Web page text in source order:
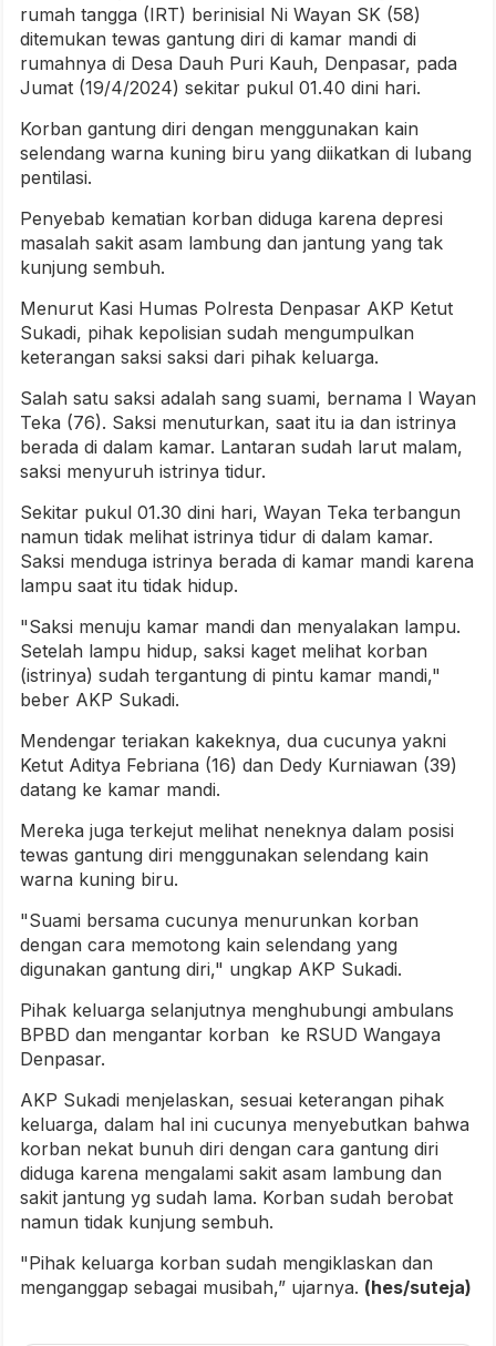
rumah tangga (IRT) berinisial Ni Wayan SK (58)
ditemukan tewas gantung diri di kamar mandi di
rumahnya di Desa Dauh Puri Kauh, Denpasar, pada
Jumat (19/4/2024) sekitar pukul 01.40 dini hari.
Korban gantung diri dengan menggunakan kain
selendang warna kuning biru yang diikatkan di lubang
pentilasi.
Penyebab kematian korban diduga karena depresi
masalah sakit asam lambung dan jantung yang tak
kunjung sembuh.
Menurut Kasi Humas Polresta Denpasar AKP Ketut
Sukadi, pihak kepolisian sudah mengumpulkan
keterangan saksi saksi dari pihak keluarga.
Salah satu saksi adalah sang suami, bernama I Wayan
Teka (76). Saksi menuturkan, saat itu ia dan istrinya
berada di dalam kamar. Lantaran sudah larut malam,
saksi menyuruh istrinya tidur.
Sekitar pukul 01.30 dini hari, Wayan Teka terbangun
namun tidak melihat istrinya tidur di dalam kamar.
Saksi menduga istrinya berada di kamar mandi karena
lampu saat itu tidak hidup.
"Saksi menuju kamar mandi dan menyalakan lampu.
Setelah lampu hidup, saksi kaget melihat korban
(istrinya) sudah tergantung di pintu kamar mandi,"
beber AKP Sukadi.
Mendengar teriakan kakeknya, dua cucunya yakni
Ketut Aditya Febriana (16) dan Dedy Kurniawan (39)
datang ke kamar mandi.
Mereka juga terkejut melihat neneknya dalam posisi
tewas gantung diri menggunakan selendang kain
warna kuning biru.
"Suami bersama cucunya menurunkan korban
dengan cara memotong kain selendang yang
digunakan gantung diri," ungkap AKP Sukadi.
Pihak keluarga selanjutnya menghubungi ambulans
BPBD dan mengantar korban ke RSUD Wangaya
Denpasar.
AKP Sukadi menjelaskan, sesuai keterangan pihak
keluarga, dalam hal ini cucunya menyebutkan bahwa
korban nekat bunuh diri dengan cara gantung diri
diduga karena mengalami sakit asam lambung dan
sakit jantung yg sudah lama. Korban sudah berobat
namun tidak kunjung sembuh.
"Pihak keluarga korban sudah mengiklaskan dan
menganggap sebagai musibah,” ujarnya. (hes/suteja)